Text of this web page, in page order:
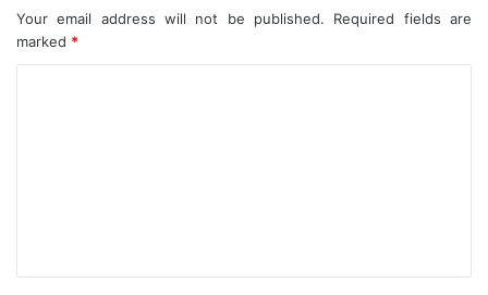
Your email address will not be published.
Required fields are
marked *
t